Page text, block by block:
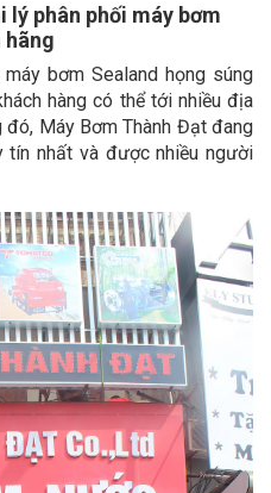
lý phân phối máy bơm
hãng
bơm Sealand họng súng
hàng có thể tới nhiều địa
đó, Máy Bơm Thành Đạt đang
nhất và được nhiều người